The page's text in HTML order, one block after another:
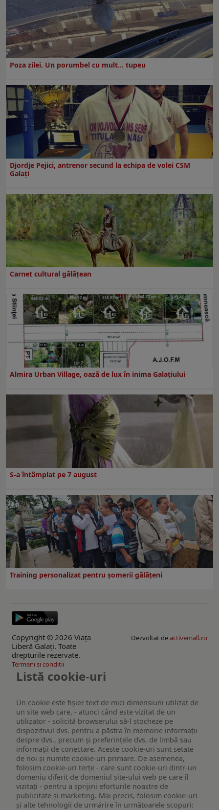
Poza zilei. Un porumbel cu mult… tupeu
Djordje Pejici, antrenor secund la echipa de volei CSM
Galați
Carnet cultural gălăţean
Almira Urban Village, oază de lux în inima Galațiului
S-a întâmplat pe 7 august
Training personalizat pentru șomerii gălățeni
Copyright © 2026 Viaţa
Liberă Galaţi. Toate
drepturile rezervate.
Dezvoltat deactivemall.ro
Termeni si conditii
Listă cookie-uri
Un cookie este fişier text de mici dimensiuni utilizat de
un site web care, - atunci când este vizitat de un
utilizator - solicită browserului să-l stocheze pe
dispozitivul dvs. pentru a păstra în memorie informații
despre dvs., precum și preferințele dvs. de limbă sau
informații de conectare. Aceste cookie-uri sunt setate
de noi și numite cookie-uri primare. De asemenea,
folosim cookie-uri terțe - care sunt cookie-uri dintr-un
domeniu diferit de domeniul site-ului web pe care îl
vizitați - pentru a sprijini eforturile noastre de
publicitate și marketing. Mai precis, folosim cookie-uri
și alte tehnologii de urmărire în următoarele scopuri: